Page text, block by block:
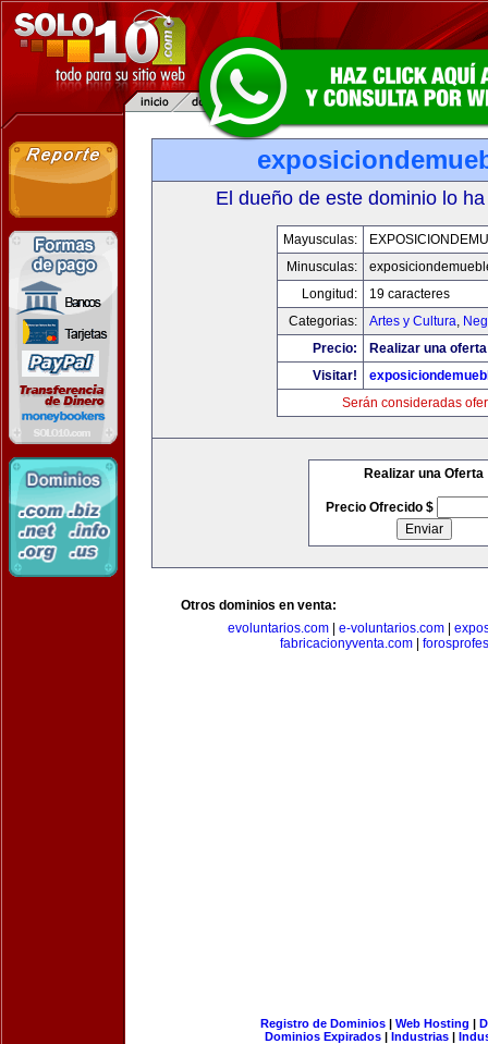
El dueño de este dominio lo
Mayusculas:
Minusculas:
Longitud:
19 caracteres
Categorias:
Artes y Cultura,
Precio:
Realizar una
Visitar!
Serán consideradas
Realizar una Oferta
Precio Ofrecido $
Otros dominios en venta:
evoluntarios.com
e-voluntarios.com
fabricacionyventa.com
Registro de Dominios| Web Hosting |
Dominios Expirados | Industrias |